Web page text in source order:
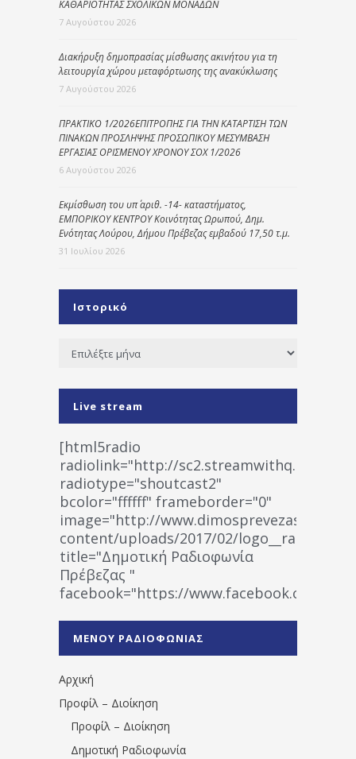
ΚΑΘΑΡΙΟΤΗΤΑΣ ΣΧΟΛΙΚΩΝ ΜΟΝΑΔΩΝ
7 Αυγούστου 2026
Διακήρυξη δημοπρασίας μίσθωσης ακινήτου για τη
λειτουργία χώρου μεταφόρτωσης της ανακύκλωσης
7 Αυγούστου 2026
ΠΡΑΚΤΙΚΟ 1/2026ΕΠΙΤΡΟΠΗΣ ΓΙΑ ΤΗΝ ΚΑΤΑΡΤΙΣΗ ΤΩΝ
ΠΙΝΑΚΩΝ ΠΡΟΣΛΗΨΗΣ ΠΡΟΣΩΠΙΚΟΥ ΜΕΣΥΜΒΑΣΗ
ΕΡΓΑΣΙΑΣ ΟΡΙΣΜΕΝΟΥ ΧΡΟΝΟΥ ΣΟΧ 1/2026
6 Αυγούστου 2026
Εκμίσθωση του υπ΄ αριθ. -14- καταστήματος,
ΕΜΠΟΡΙΚΟΥ ΚΕΝΤΡΟΥ Κοινότητας Ωρωπού, Δημ.
Ενότητας Λούρου, Δήμου Πρέβεζας εμβαδού 17,50 τ.μ.
31 Ιουλίου 2026
Ιστορικό
Ιστορικό
Live stream
[html5radio
radiolink="http://
radiotype="shoutcast2"
bcolor="ffffff" frameborder="0"
image="http://www.dimosprevezas.gr/wp-
content/uploads/2017/02/
title="Δημοτική Ραδιοφωνία
Πρέβεζας "
facebook="https://www.facebook.com/
1531194763766854/" artist="" ]
ΜΕΝΟΥ ΡΑΔΙΟΦΩΝΙΑΣ
Αρχική
Προφίλ – Διοίκηση
Προφίλ – Διοίκηση
Δημοτική Ραδιοφωνία